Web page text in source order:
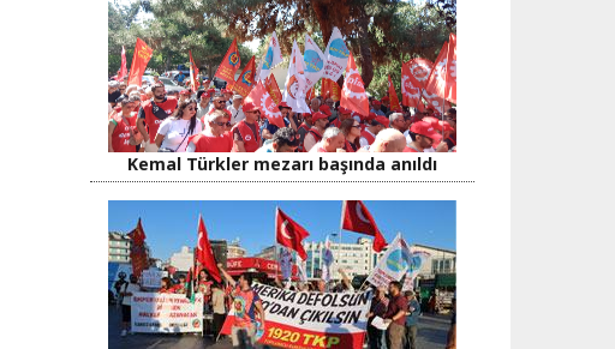
Kemal Türkler mezarı başında anıldı